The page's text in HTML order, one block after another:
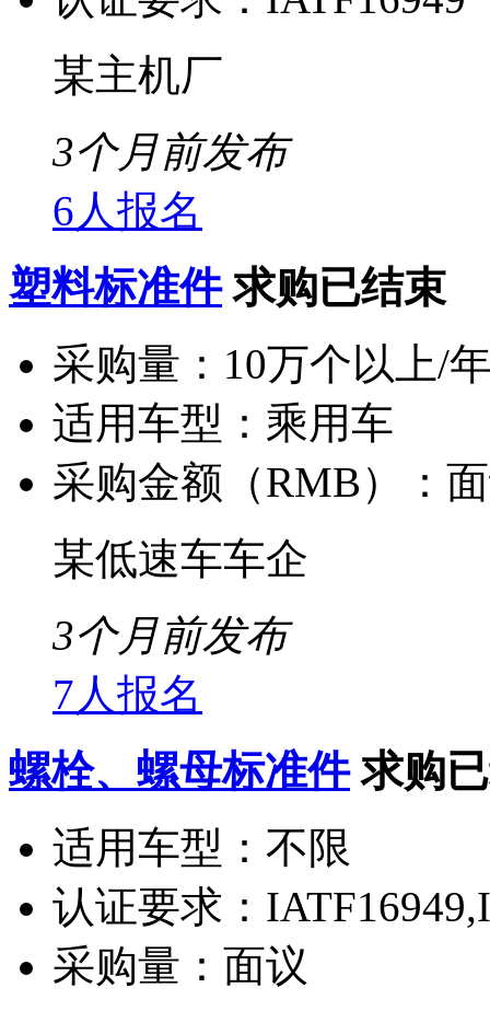
某主机厂
3个月前发布
6人报名
塑料标准件 求购已结束
采购量： 10万个以上/
适用车型： 乘用车
采购金额（RMB）：
某低速车车企
3个月前发布
7人报名
螺栓、螺母标准件 求购
适用车型： 不限
认证要求：
采购量： 面议